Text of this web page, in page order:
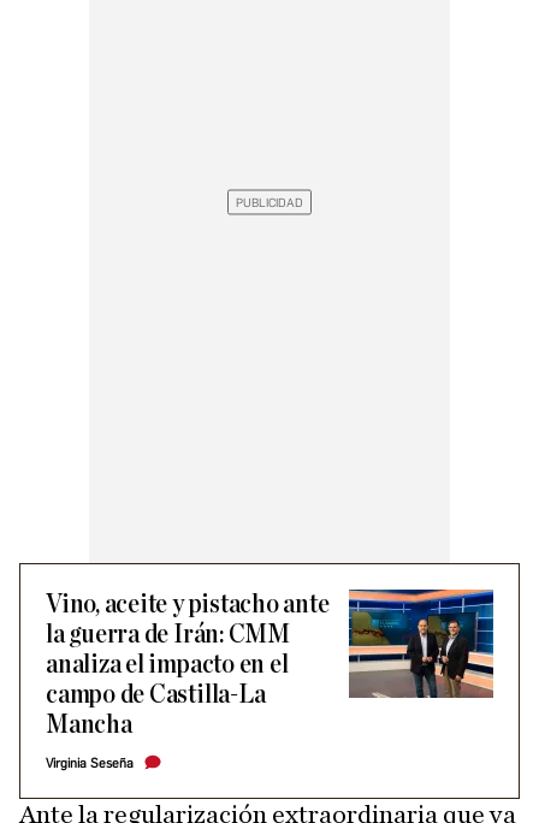
Vino, aceite y pistacho ante
la guerra de Irán: CMM
analiza el impacto en el
campo de Castilla-La
Mancha
Virginia Seseña
Ante la regularización extraordinaria que va